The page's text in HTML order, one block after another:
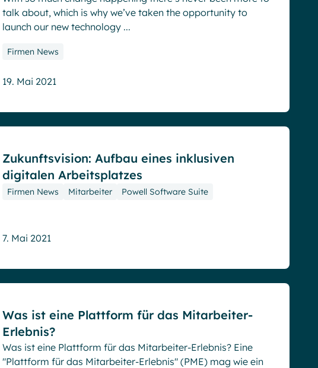
talk about, which is why we’ve taken the opportunity to
launch our new technology ...
Firmen News
19. Mai 2021
Zukunftsvision: Aufbau eines inklusiven
digitalen Arbeitsplatzes
Firmen News Mitarbeiter Powell Software Suite
7. Mai 2021
Was ist eine Plattform für das Mitarbeiter-
Erlebnis?
Was ist eine Plattform für das Mitarbeiter-Erlebnis? Eine
"Plattform für das Mitarbeiter-Erlebnis" (PME) mag wie ein